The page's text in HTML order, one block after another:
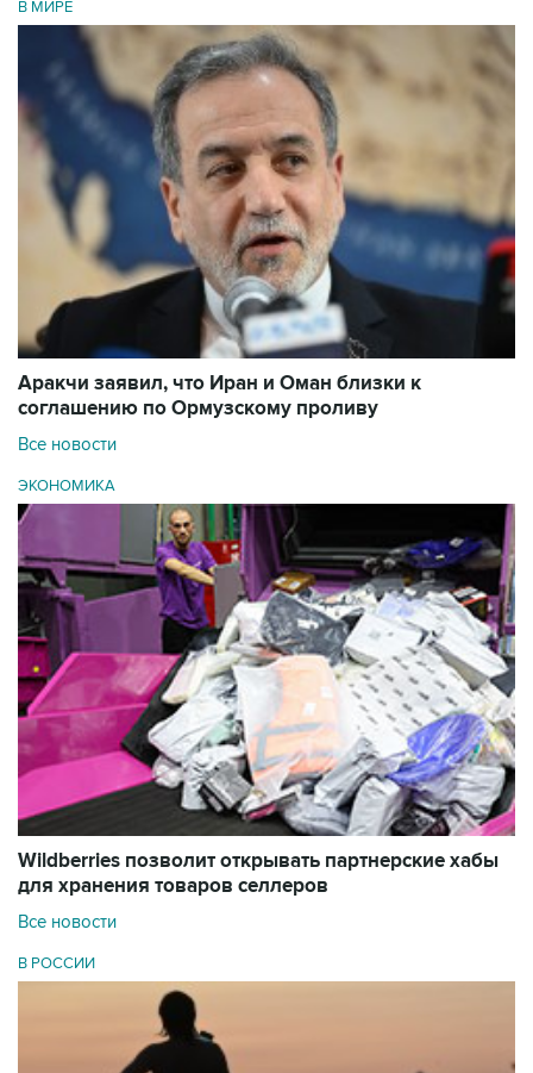
В МИРЕ
Аракчи заявил, что Иран и Оман близки к
соглашению по Ормузскому проливу
Все новости
ЭКОНОМИКА
Wildberries позволит открывать партнерские хабы
для хранения товаров селлеров
Все новости
В РОССИИ